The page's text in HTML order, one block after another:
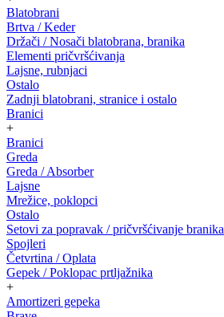
Blatobrani
Brtva / Keder
Držači / Nosači blatobrana, branika
Elementi pričvršćivanja
Lajsne, rubnjaci
Ostalo
Zadnji blatobrani, stranice i ostalo
Branici
+
Branici
Greda
Greda / Absorber
Lajsne
Mrežice, poklopci
Ostalo
Setovi za popravak / pričvršćivanje branika
Spojleri
Četvrtina / Oplata
Gepek / Poklopac prtljažnika
+
Amortizeri gepeka